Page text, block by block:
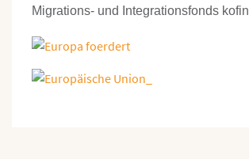
Migrations- und Integrationsfonds